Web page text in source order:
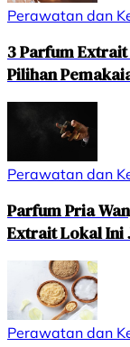
Perawatan dan
3 Parfum
Pilihan
Perawatan dan
Parfum Pria
Extrait Lokal Ini
Perawatan dan